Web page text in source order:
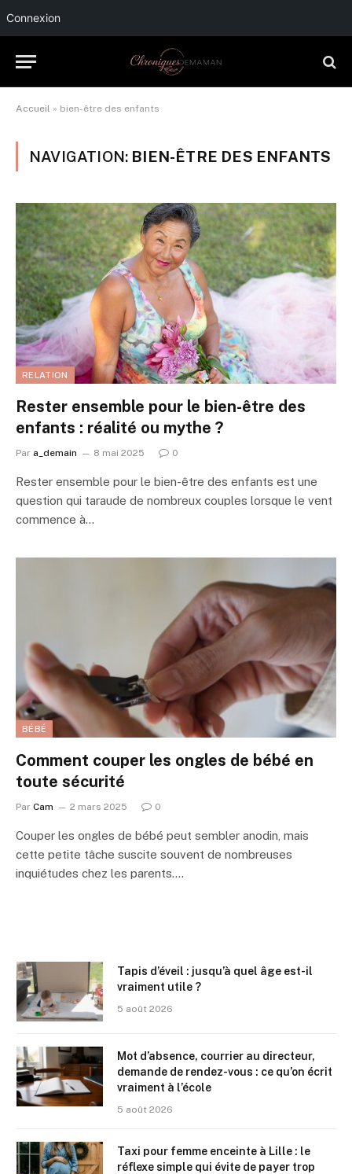
Connexion
Accueil » bien-être des enfants
NAVIGATION: BIEN-ÊTRE DES ENFANTS
RELATION
Rester ensemble pour le bien-être des
enfants : réalité ou mythe ?
Par a_demain 8 mai 2025 0
Rester ensemble pour le bien-être des enfants est une
question qui taraude de nombreux couples lorsque le vent
commence à…
BÉBÉ
Comment couper les ongles de bébé en
toute sécurité
Par Cam 2 mars 2025 0
Couper les ongles de bébé peut sembler anodin, mais
cette petite tâche suscite souvent de nombreuses
inquiétudes chez les parents.…
Tapis d’éveil : jusqu’à quel âge est-il
vraiment utile ?
5 août 2026
Mot d’absence, courrier au directeur,
demande de rendez-vous : ce qu’on écrit
vraiment à l’école
5 août 2026
Taxi pour femme enceinte à Lille : le
réflexe simple qui évite de payer trop